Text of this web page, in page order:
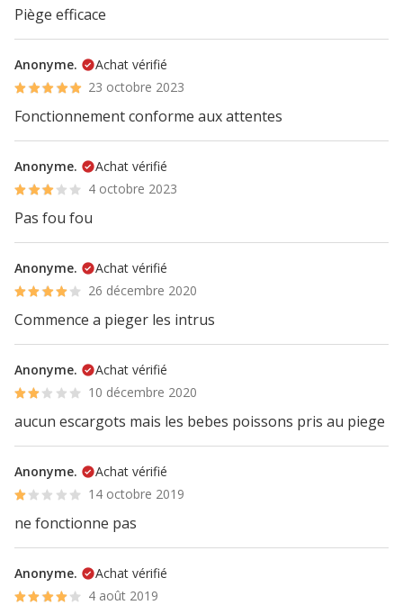
Piège efficace
Anonyme.
Achat vérifié
23 octobre 2023
Fonctionnement conforme aux attentes
Anonyme.
Achat vérifié
4 octobre 2023
Pas fou fou
Anonyme.
Achat vérifié
26 décembre 2020
Commence a pieger les intrus
Anonyme.
Achat vérifié
10 décembre 2020
aucun escargots mais les bebes poissons pris au piege
Anonyme.
Achat vérifié
14 octobre 2019
ne fonctionne pas
Anonyme.
Achat vérifié
4 août 2019